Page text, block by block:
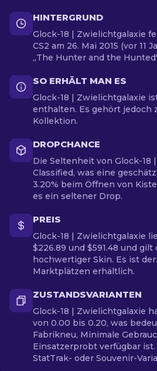
HINTERGRUND
Glock-18 | Zwielichtgalaxie
CS2 am 26. Mai 2015 (vor 11
„The Hunter and the
SO ERHÄLT MAN ES
Glock-18 | Zwielichtgalaxie
enthalten. Es gehört jedoch
Kollektion.
DROPCHANCE
Die Seltenheit von Glock-18
Classified, was eine
3.20% beim Öffnen von
es ein seltener Drop.
PREIS
Glock-18 | Zwielichtgalaxie
$226.89 und $591.48 und gilt
hochwertiger Skin. Es ist
Marktplätzen erhältlich.
ZUSTANDSVARIANTEN
Glock-18 | Zwielichtgalaxie
von 0.00 bis 0.20, was
Fabrikneu, Minimale
Einsatzerprobt verfügbar
StatTrak- oder Souvenir-